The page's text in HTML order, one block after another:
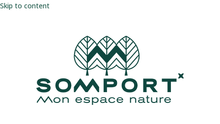
Skip to content